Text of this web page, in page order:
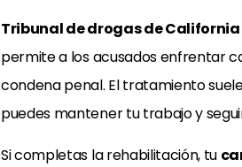
Tribunal de drogas de California
permite a los acusados enfrentar
condena penal. El tratamiento
puedes mantener tu trabajo y
Si completas la rehabilitación, tu